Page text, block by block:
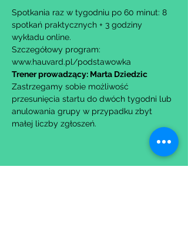
Spotkania raz w tygodniu po 60 minut: 8
spotkań praktycznych + 3 godziny
wykładu online.
Szczegółowy program:
www.hauvard.pl/podstawowka
Trener prowadzący: Marta Dziedzic
Zastrzegamy sobie możliwość
przesunięcia startu do dwóch tygodni lub
anulowania grupy w przypadku zbyt
małej liczby zgłoszeń.